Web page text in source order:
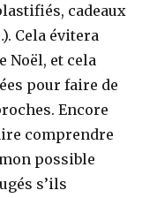
cadeaux
Cela évitera
Noël, et cela
pour faire de
Encore
comprendre
possible
s’ils